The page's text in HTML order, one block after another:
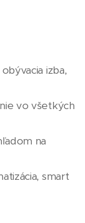
izba,
vo všetkých
na
smart